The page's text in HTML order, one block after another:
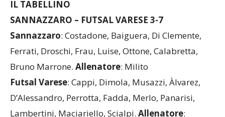
SANNAZZARO – FUTSAL VARESE 3-7
Sannazzaro: Costadone, Baiguera, Di Clemente,
Ferrati, Droschi, Frau, Luise, Ottone, Calabretta,
Bruno Marrone. Allenatore : Milito
Futsal Varese: Cappi, Dimola, Musazzi, Àlvarez,
D’Alessandro, Perrotta, Fadda, Merlo, Panarisi,
Lambertini, Maciariello, Scialpi.Allenatore: